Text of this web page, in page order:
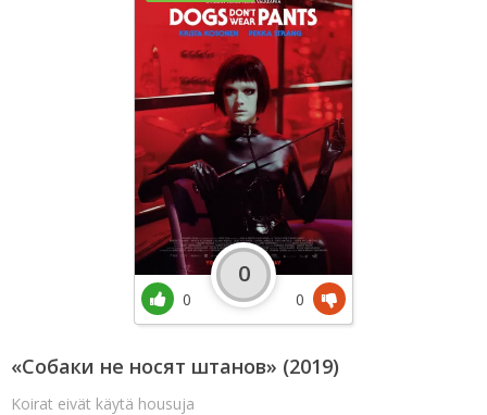
«Собаки не носят штанов» (2019)
Koirat eivät käytä housuja
0
0
0